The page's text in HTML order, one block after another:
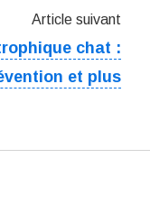
Article suivant
chat :
et plus